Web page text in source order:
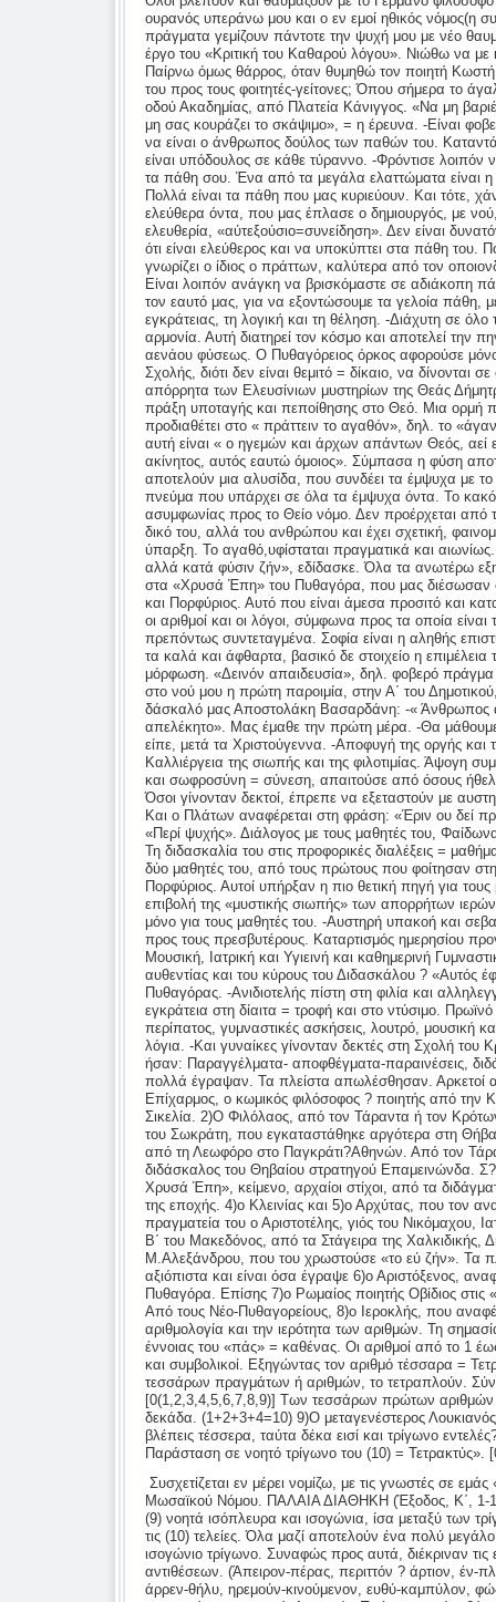
Συσχετίζεται εν μέρει νομίζω, με τις γνωστές σε
Μωσαϊκού Νόμου. ΠΑΛΑΙΑ ΔΙΑΘΗΚΗ (Έξοδος, Κ΄, 1-
(9) νοητά ισόπλευρα και ισογώνια, ίσα μεταξύ των
τις (10) τελείες. Όλα μαζί αποτελούν ένα πολύ
ισογώνιο τρίγωνο. Συναφώς προς αυτά, διέκριναν τις
αντιθέσεων. (Άπειρον-πέρας, περιττόν ? άρτιον, έν-
άρρεν-θήλυ, ηρεμούν-κινούμενον, ευθύ-καμπύλον,